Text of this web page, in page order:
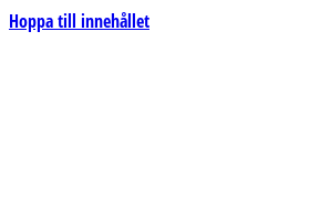
Hoppa till innehållet